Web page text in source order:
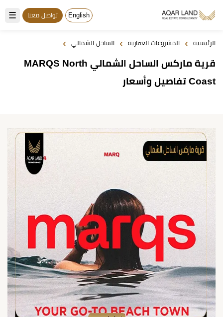
☰ English تواصل معنا
الرئيسية › المشروعات العقارية › الساحل الشمالي ›
قرية ماركس الساحل الشمالي MARQS North
Coast تفاصيل وأسعار